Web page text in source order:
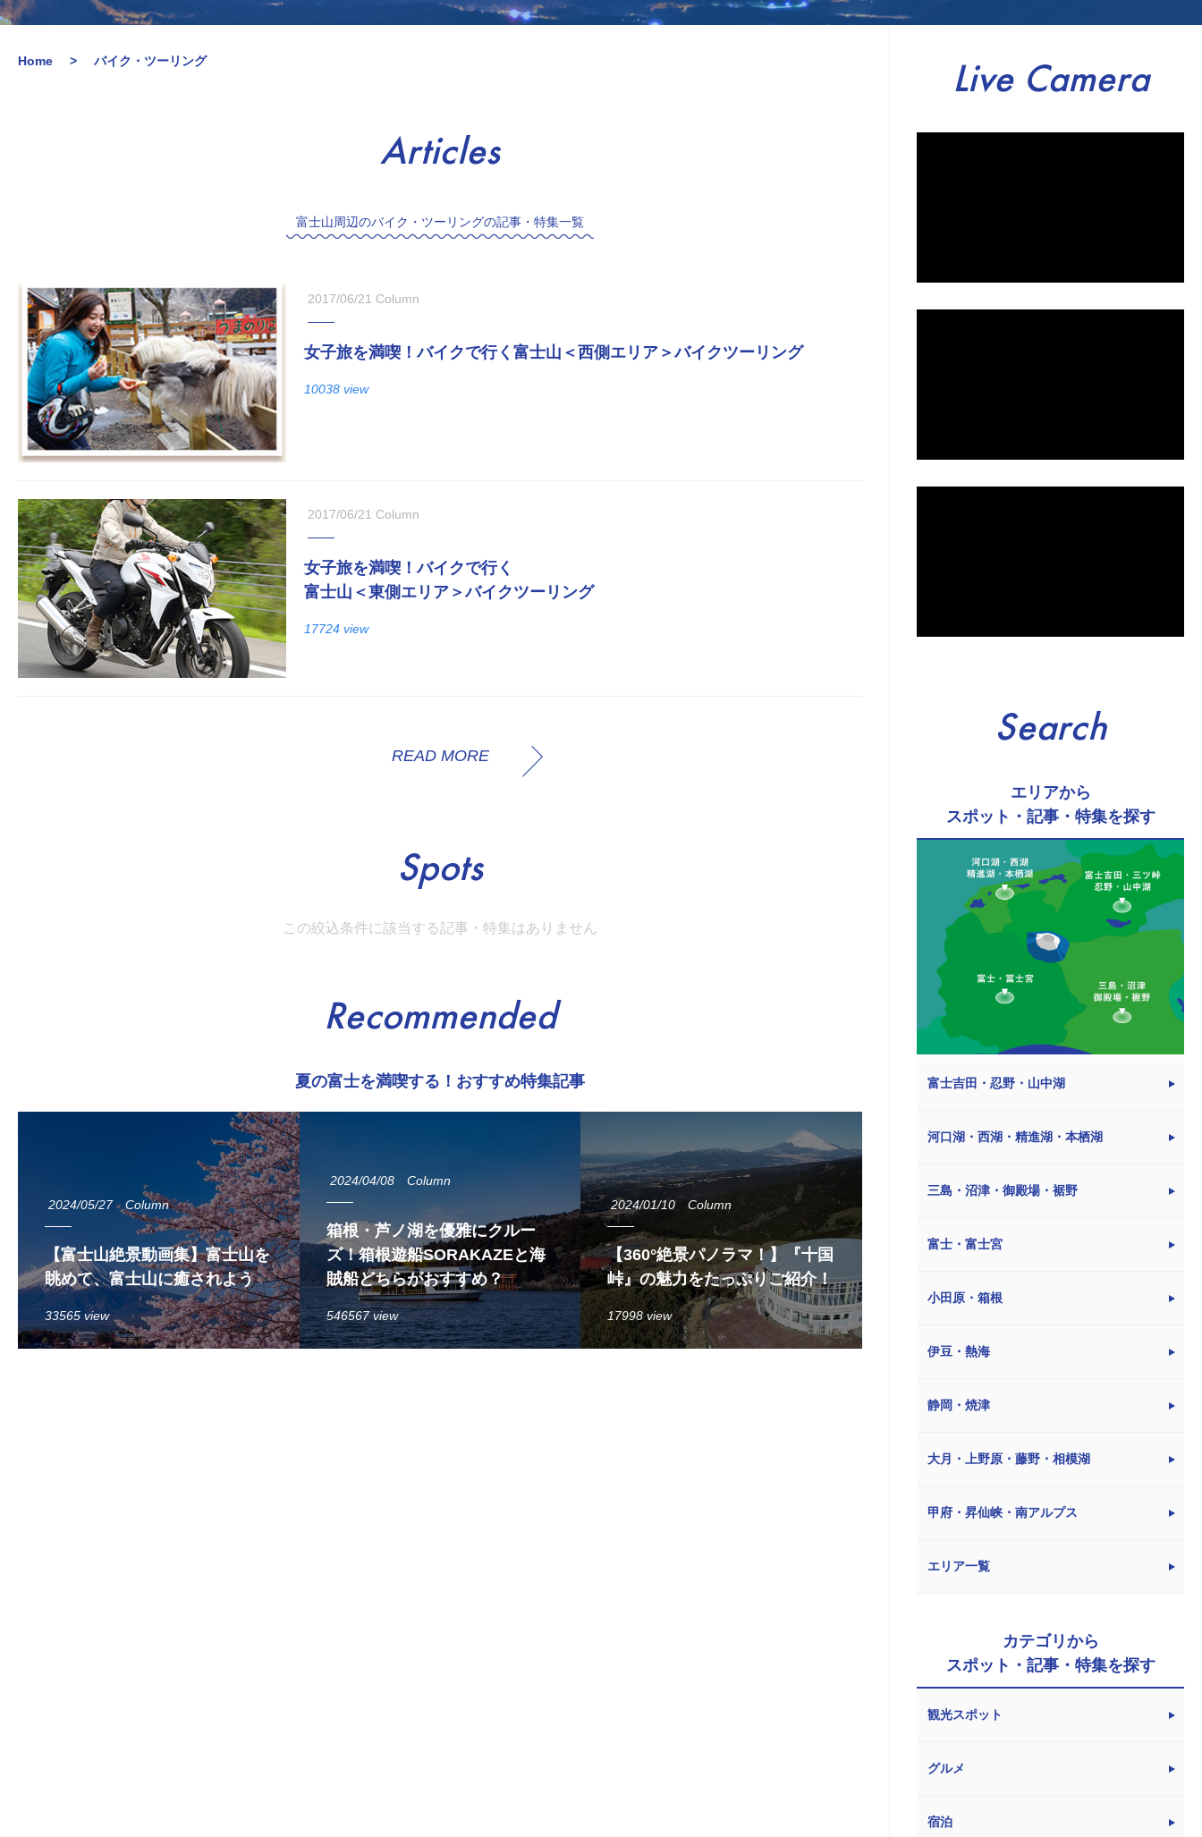
Home バイク・ツーリング
Articles
富士山周辺のバイク・ツーリングの記事・特集一覧
2017/06/21 Column
女子旅を満喫！バイクで行く富士山＜西側エリア＞バイクツーリング
10038 view
2017/06/21 Column
女子旅を満喫！バイクで行く
富士山＜東側エリア＞バイクツーリング
17724 view
READ MORE
Spots
この絞込条件に該当する記事・特集はありません
Recommended
夏の富士を満喫する！おすすめ特集記事
2024/05/27 Column
【富士山絶景動画集】富士山を
眺めて、富士山に癒されよう
33565 view
2024/04/08 Column
箱根・芦ノ湖を優雅にクルー
ズ！箱根遊船SORAKAZEと海
賊船どちらがおすすめ？
546567 view
2024/01/10 Column
【360°絶景パノラマ！】『十国
峠』の魅力をたっぷりご紹介！
17998 view
Live Camera
Search
エリアから
スポット・記事・特集を探す
富士吉田・忍野・山中湖
河口湖・西湖・精進湖・本栖湖
三島・沼津・御殿場・裾野
富士・富士宮
小田原・箱根
伊豆・熱海
静岡・焼津
大月・上野原・藤野・相模湖
甲府・昇仙峡・南アルプス
エリア一覧
カテゴリから
スポット・記事・特集を探す
観光スポット
グルメ
宿泊